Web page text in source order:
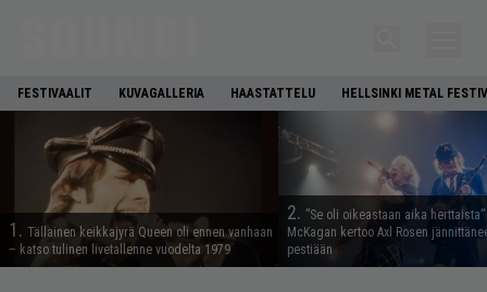
FESTIVAALIT KUVAGALLERIA HAASTATTELU HELLSINKI METAL
1. Tällainen keikkajyrä Queen oli ennen vanhaan
– katso tulinen livetallenne vuodelta 1979
2. ”Se oli oikeastaan aika
McKagan kertoo Axl Rosen
pestiään